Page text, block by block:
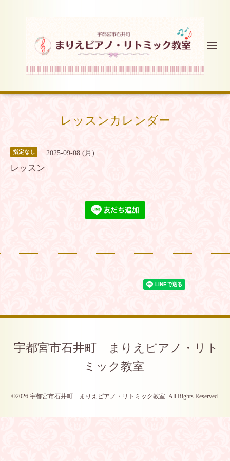
レッスンカレンダー
指定なし 2025-09-08 (月)
レッスン
宇都宮市石井町 まりえピアノ・リト
ミック教室
©2026 宇都宮市石井町 まりえピアノ・リトミック教室. All Rights Reserved.